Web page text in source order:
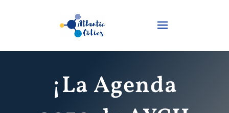
¡La Agenda